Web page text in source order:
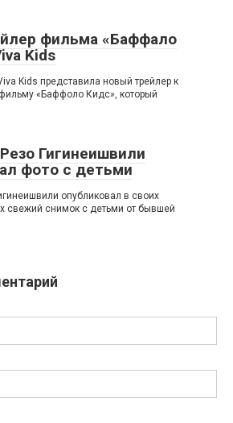
фильма «Баффало
Kids
Kids представила новый трейлер к
«Баффоло Кидс», который
Гигинеишвили
фото с детьми
опубликовал в своих
свежий снимок с детьми от бывшей